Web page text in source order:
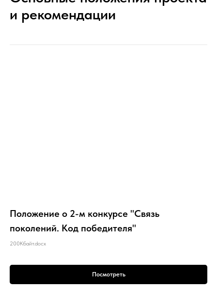
и рекомендации
Положение о 2-м конкурсе "Связь
поколений. Код победителя"
200Кбайт.docx
Посмотреть